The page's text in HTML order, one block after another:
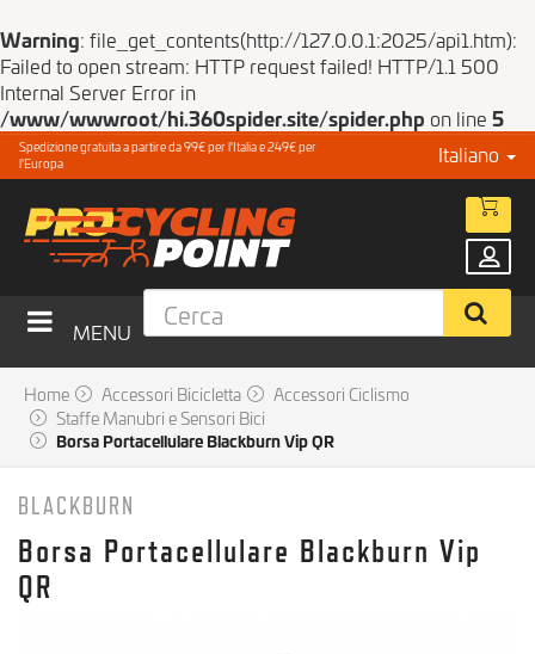
Warning: file_get_contents(http://127.0.0.1:2025/api1.htm):
Failed to open stream: HTTP request failed! HTTP/1.1 500
Internal Server Error in
/www/wwwroot/hi.360spider.site/spider.php on line 5
Spedizione gratuita a partire da 99€ per l'Italia e 249€ per
l'Europa
Italiano
MENU
Home Accessori Bicicletta
Accessori Ciclismo
Staffe Manubri e Sensori Bici
Borsa Portacellulare Blackburn Vip QR
BLACKBURN
Borsa Portacellulare Blackburn Vip
QR